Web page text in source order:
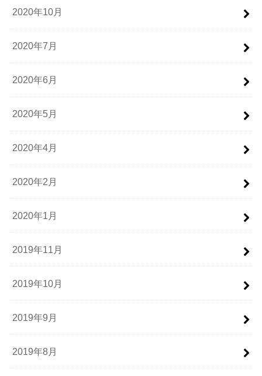
2020年10月
2020年7月
2020年6月
2020年5月
2020年4月
2020年2月
2020年1月
2019年11月
2019年10月
2019年9月
2019年8月